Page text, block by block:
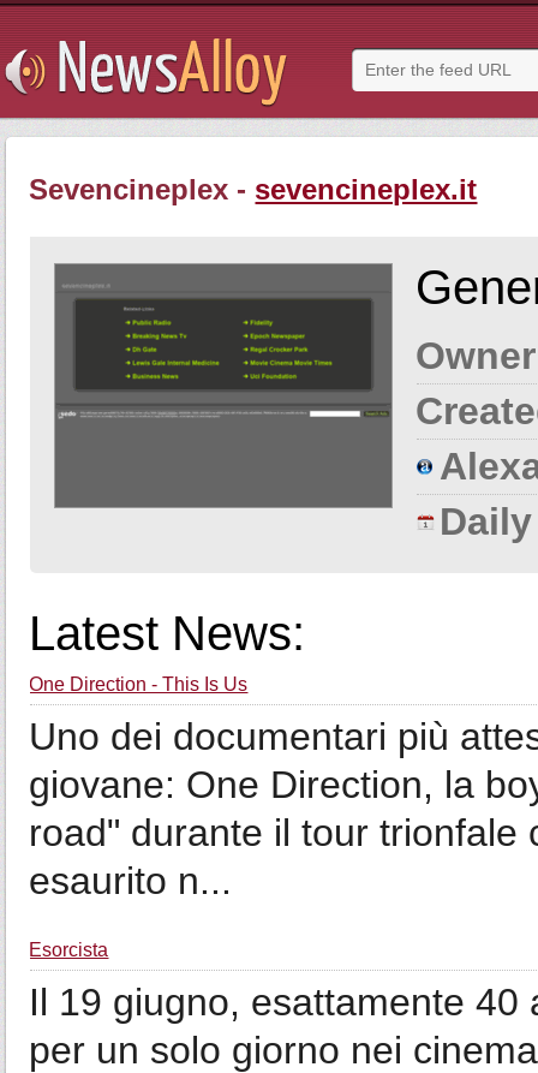
Sevencineplex - sevencineplex.it
Latest News:
One Direction - This Is Us
Uno dei documentari più
giovane: One Direction, la
road" durante il tour
esaurito n...
Esorcista
Il 19 giugno, esattamente 40
per un solo giorno nei